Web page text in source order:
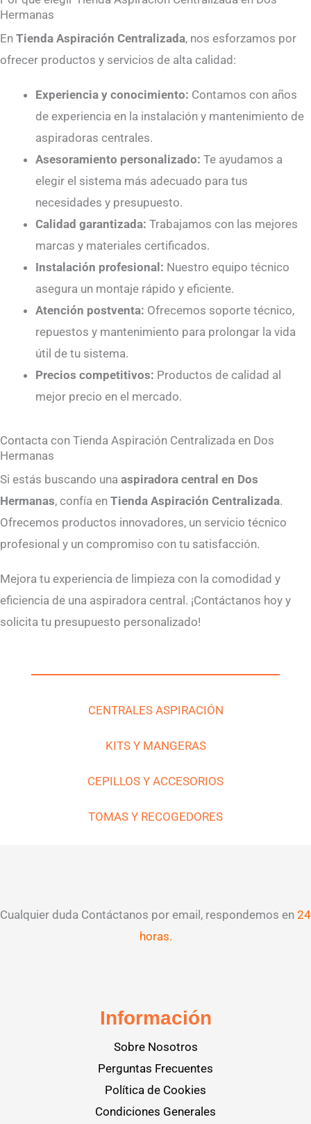
Hermanas
En Tienda Aspiración Centralizada, nos esforzamos por
ofrecer productos y servicios de alta calidad:
Experiencia y conocimiento: Contamos con años
de experiencia en la instalación y mantenimiento de
aspiradoras centrales.
Asesoramiento personalizado: Te ayudamos a
elegir el sistema más adecuado para tus
necesidades y presupuesto.
Calidad garantizada: Trabajamos con las mejores
marcas y materiales certificados.
Instalación profesional: Nuestro equipo técnico
asegura un montaje rápido y eficiente.
Atención postventa: Ofrecemos soporte técnico,
repuestos y mantenimiento para prolongar la vida
útil de tu sistema.
Precios competitivos: Productos de calidad al
mejor precio en el mercado.
Contacta con Tienda Aspiración Centralizada en Dos
Hermanas
Si estás buscando una aspiradora central en Dos
Hermanas, confía en Tienda Aspiración Centralizada.
Ofrecemos productos innovadores, un servicio técnico
profesional y un compromiso con tu satisfacción.
Mejora tu experiencia de limpieza con la comodidad y
eficiencia de una aspiradora central. ¡Contáctanos hoy y
solicita tu presupuesto personalizado!
CENTRALES ASPIRACIÓN
KITS Y MANGERAS
CEPILLOS Y ACCESORIOS
TOMAS Y RECOGEDORES
Cualquier duda Contáctanos por email, respondemos en 24
horas.
Información
Sobre Nosotros
Perguntas Frecuentes
Política de Cookies
Condiciones Generales